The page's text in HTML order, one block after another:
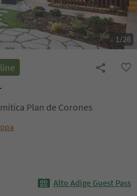
1/26
Plan de Corones
Alto Adige Guest Pass